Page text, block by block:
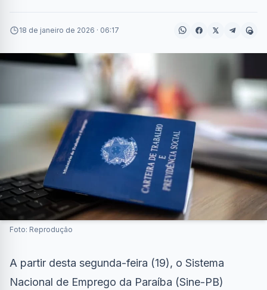
18 de janeiro de 2026 · 06:17
Foto: Reprodução
A partir desta segunda-feira (19), o Sistema
Nacional de Emprego da Paraíba (Sine-PB)